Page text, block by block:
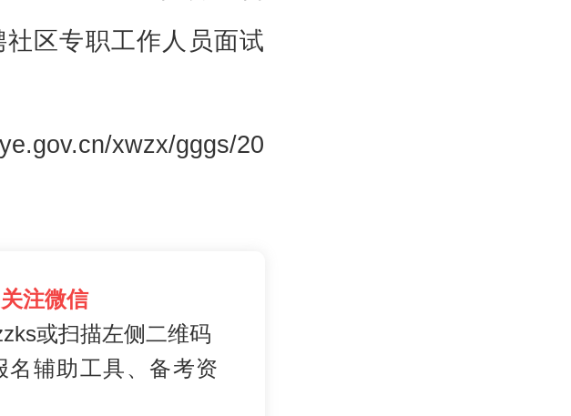
区专职工作人员面试
xwzx/gggs/20
关注微信
或扫描左侧二维码
名辅助工具、备考资